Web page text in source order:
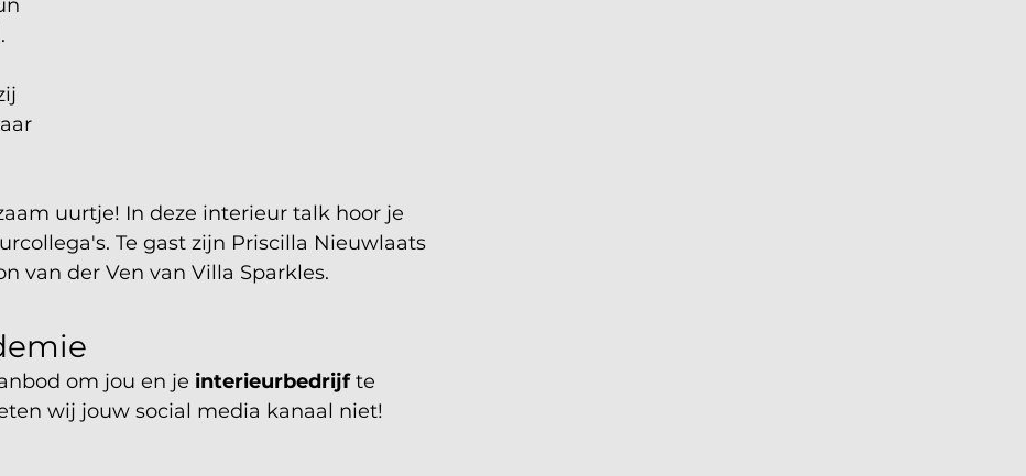
uurtje! In deze interieur talk hoor je
Te gast zijn Priscilla Nieuwlaats
van der Ven van Villa Sparkles.
om jou en je interieurbedrijf te
wij jouw social media kanaal niet!